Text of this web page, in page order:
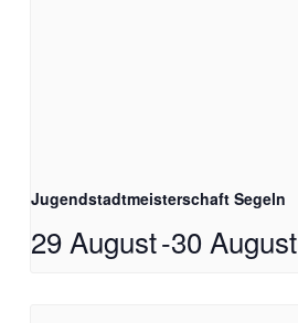
Jugendstadtmeisterschaft Segeln
29 August-30 August